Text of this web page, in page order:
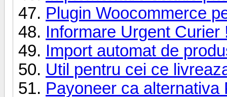
Plugin Woocommerce
Informare Urgent Curier
Import automat de
Util pentru cei ce
Payoneer ca alternativa